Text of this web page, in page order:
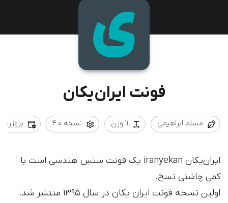
فونت ایران‌یکان
مسلم ابراهیمی 11 وزن نسخه 4.0 بروزرسانی
ایران‌یکان iranyekan یک فونت سنسِ هندسی است با
کمی چاشنی نسخ.
اولین نسخه فونت ایران یکان در سال ۱۳۹۵ منتشر شد.